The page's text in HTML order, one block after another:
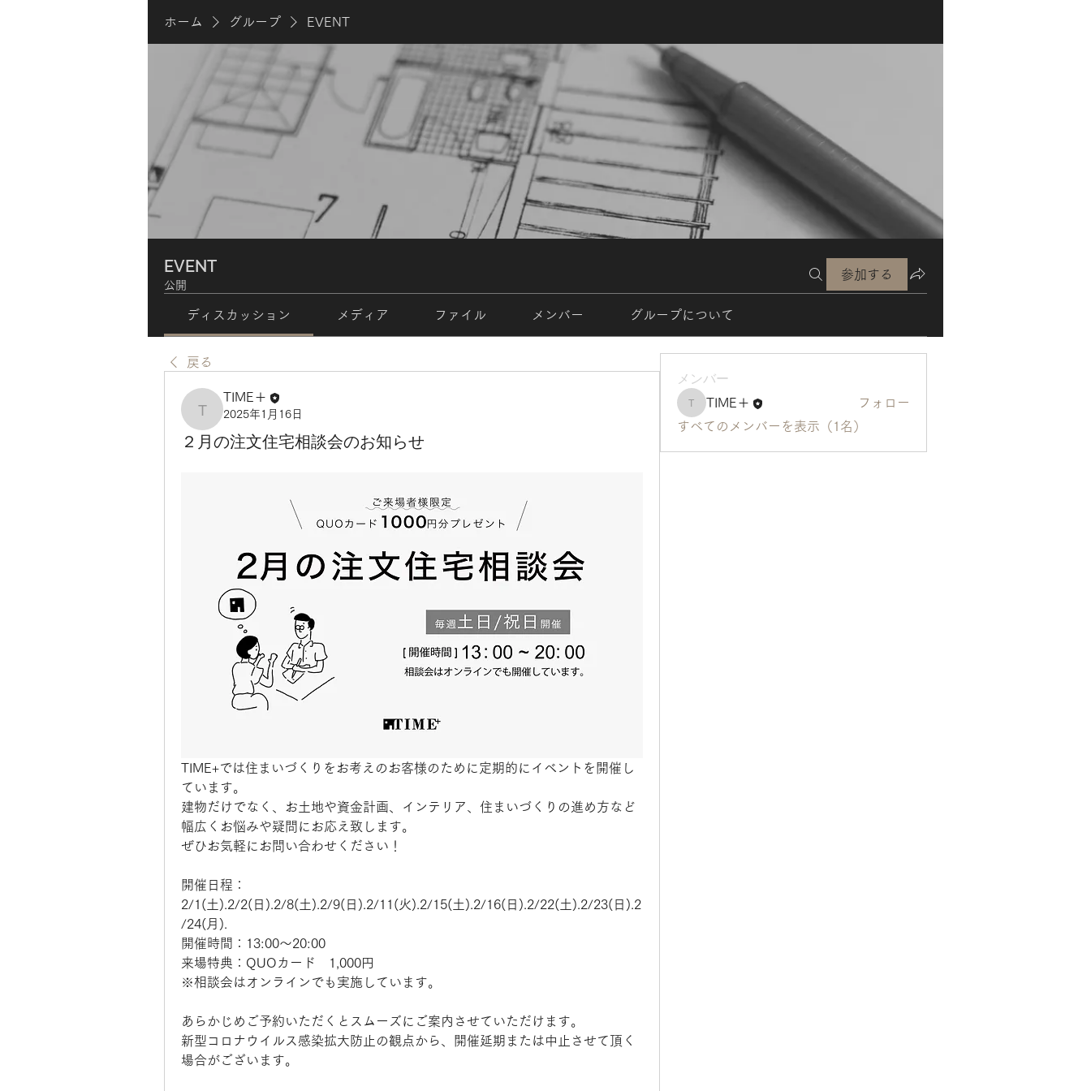
ホーム グループ EVENT
EVENT
公開
参加する
ディスカッション メディア ファイル メンバー グループについて
戻る
TIME＋
TIME＋
2025年1月16日
２月の注文住宅相談会のお知らせ
TIME+では住まいづくりをお考えのお客様のために定期的にイベントを開催し
ています。
建物だけでなく、お土地や資金計画、インテリア、住まいづくりの進め方など
幅広くお悩みや疑問にお応え致します。
ぜひお気軽にお問い合わせください！
開催日程：
2/1(土).2/2(日).2/8(土).2/9(日).2/11(火).2/15(土).2/16(日).2/22(土).2/23(日).2
/24(月).
開催時間：13:00〜20:00
来場特典：QUOカード　1,000円
※相談会はオンラインでも実施しています。
あらかじめご予約いただくとスムーズにご案内させていただけます。
新型コロナウイルス感染拡大防止の観点から、開催延期または中止させて頂く
場合がございます。
メンバー
TIME＋
TIME＋
フォロー
すべてのメンバーを表示（1名）